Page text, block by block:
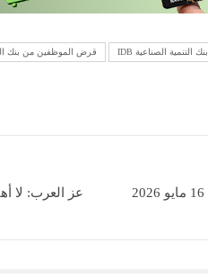
بنك التنمية الصناعية IDB قرض الموظفين من بنك
عز العرب: لا